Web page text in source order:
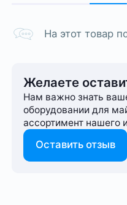
На этот товар
Желаете
Нам важно знать
оборудовании для
ассортимент нашего
Оставить отзыв